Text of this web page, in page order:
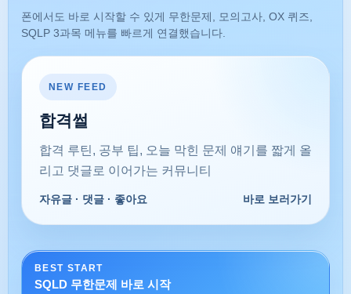
폰에서도 바로 시작할 수 있게 무한문제, 모의고사, OX 퀴즈,
SQLP 3과목 메뉴를 빠르게 연결했습니다.
NEW FEED
합격썰
합격 루틴, 공부 팁, 오늘 막힌 문제 얘기를 짧게 올
리고 댓글로 이어가는 커뮤니티
자유글 · 댓글 · 좋아요 바로 보러가기
WATCH & LEARN
SQLD 노랭이 개정판 해설강의
SUPER SQL 유튜브 채널에서 문제별 해설을
바로 만나보세요.
SUPER SQL · YouTube 강의 보러가기 ↗
BEST START
SQLD 무한문제 바로 시작